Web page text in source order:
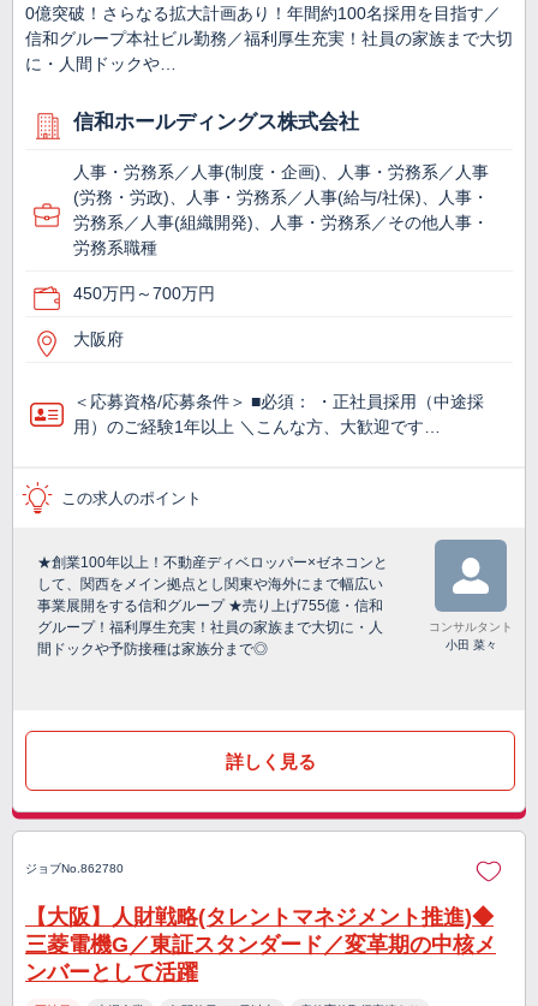
0億突破！さらなる拡大計画あり！年間約100名採用を目指す／
信和グループ本社ビル勤務／福利厚生充実！社員の家族まで大切
に・人間ドックや…
信和ホールディングス株式会社
人事・労務系／人事(制度・企画)、人事・労務系／人事
(労務・労政)、人事・労務系／人事(給与/社保)、人事・
労務系／人事(組織開発)、人事・労務系／その他人事・
労務系職種
450万円～700万円
大阪府
＜応募資格/応募条件＞ ■必須： ・正社員採用（中途採
用）のご経験1年以上 ＼こんな方、大歓迎です…
この求人のポイント
★創業100年以上！不動産ディベロッパー×ゼネコンと
して、関西をメイン拠点とし関東や海外にまで幅広い
事業展開をする信和グループ ★売り上げ755億・信和
グループ！福利厚生充実！社員の家族まで大切に・人
間ドックや予防接種は家族分まで◎
コンサルタント
小田 菜々
詳しく見る
ジョブNo.862780
【大阪】人財戦略(タレントマネジメント推進)◆
三菱電機G／東証スタンダード／変革期の中核メ
ンバーとして活躍